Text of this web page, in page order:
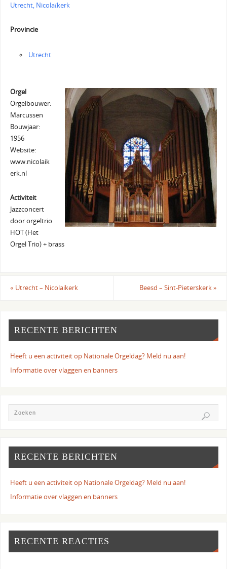
Utrecht, Nicolaïkerk
Provincie
Utrecht
Orgel
Orgelbouwer:
Marcussen
Bouwjaar:
1956
Website:
www.nicolaik
erk.nl
Activiteit
Jazzconcert
door orgeltrio
HOT (Het
Orgel Trio) + brass
« Utrecht – Nicolaikerk Beesd – Sint-Pieterskerk»
RECENTE BERICHTEN
Heeft u een activiteit op Nationale Orgeldag? Meld nu aan!
Informatie over vlaggen en banners
RECENTE BERICHTEN
Heeft u een activiteit op Nationale Orgeldag? Meld nu aan!
Informatie over vlaggen en banners
RECENTE REACTIES